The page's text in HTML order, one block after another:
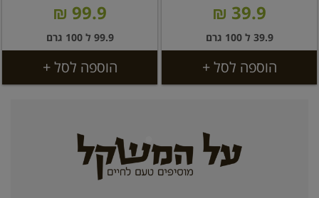
39.9 ₪
39.9 ל 100 גרם
הוספה לסל +
99.9 ₪
99.9 ל 100 גרם
הוספה לסל +